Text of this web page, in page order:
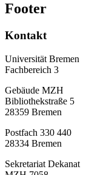
Footer
Kontakt
Universität Bremen
Fachbereich 3
Gebäude MZH
Bibliothekstraße 5
28359 Bremen
Postfach 330 440
28334 Bremen
Sekretariat Dekanat